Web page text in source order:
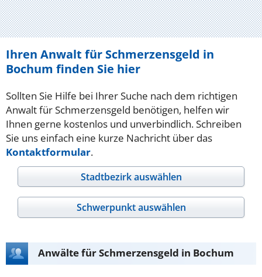
Ihren Anwalt für Schmerzensgeld in
Bochum finden Sie hier
Sollten Sie Hilfe bei Ihrer Suche nach dem richtigen
Anwalt für Schmerzensgeld benötigen, helfen wir
Ihnen gerne kostenlos und unverbindlich. Schreiben
Sie uns einfach eine kurze Nachricht über das
Kontaktformular.
Stadtbezirk auswählen
Schwerpunkt auswählen
Anwälte für Schmerzensgeld in Bochum